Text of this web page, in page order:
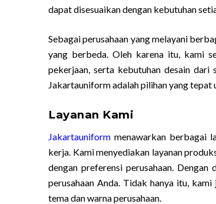
dapat disesuaikan dengan kebutuhan
Sebagai perusahaan yang melayani
yang berbeda. Oleh karena itu, kami
pekerjaan, serta kebutuhan desain dari
Jakartauniform adalah pilihan yang tepat
Layanan Kami
Jakartauniform menawarkan berbagai
kerja. Kami menyediakan layanan
dengan preferensi perusahaan.
perusahaan Anda. Tidak hanya itu,
tema dan warna perusahaan.